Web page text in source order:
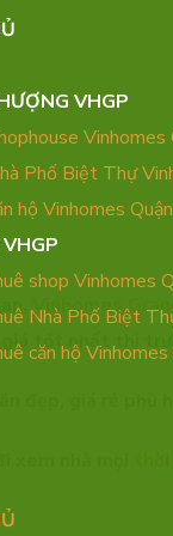
VHGP
Vinhomes
Phố Biệt Thự
hộ Vinhomes
shop Vinhomes
Nhà Phố Biệt
căn hộ Vinhomes
Vinhomes
giá tốt nhất thị
đẹp, giá rẻ phù
xem nhà mọi